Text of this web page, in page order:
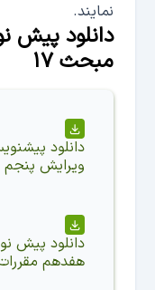
نمایند.
دانلود پیش
مبحث ۱۷
دانلود
ویرایش پنجم
دانلود پیش
هفدهم